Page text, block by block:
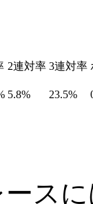
2連対率 3連対率
5.8% 23.5%
ス